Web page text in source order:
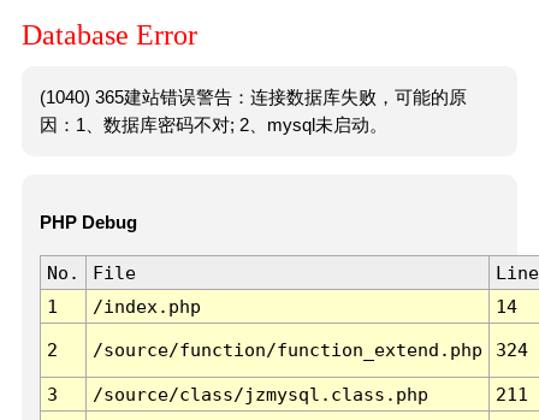
Database Error
(1040) 365建站错误警告：连接数据库失败，可能的原
因：1、数据库密码不对; 2、mysql未启动。
PHP Debug
No. File
Line
1
/index.php 14
2 /source/function/function_extend.php 324
3 /source/class/jzmysql.class.php
211